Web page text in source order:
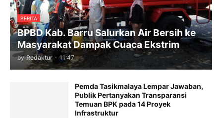
BERITA
BPBD Kab. Barru Salurkan Air Bersih ke
Masyarakat Dampak Cuaca Ekstrim
by Redaktur - 11:47
Pemda Tasikmalaya Lempar Jawaban,
Publik Pertanyakan Transparansi
Temuan BPK pada 14 Proyek
Infrastruktur